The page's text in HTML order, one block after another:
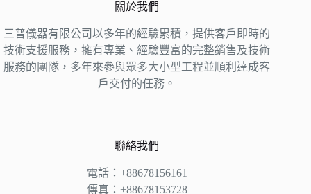
關於我們
三普儀器有限公司以多年的經驗累積，提供客戶即時的
技術支援服務，擁有專業、經驗豐富的完整銷售及技術
服務的團隊，多年來參與眾多大小型工程並順利達成客
戶交付的任務。
聯絡我們
電話：+88678156161
傳真：+88678153728